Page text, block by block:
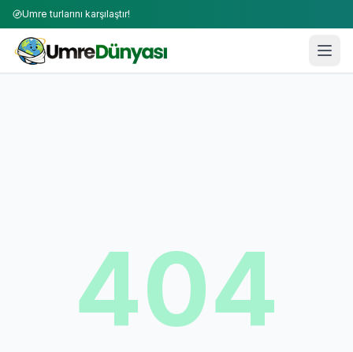
Umre turlarını karşılaştır!
404